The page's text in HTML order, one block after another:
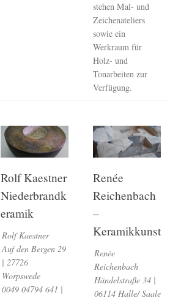
stehen Mal- und
Zeichenateliers
sowie ein
Werkraum für
Holz- und
Tonarbeiten zur
Verfügung.
Rolf Kaestner
Niederbrandk
eramik
Rolf Kaestner
Auf den Bergen 29
| 27726
Worpswede
0049 04794 641 |
Renée
Reichenbach
–
Keramikkunst
Renée
Reichenbach
Händelstraße 34 |
06114 Halle/ Saale